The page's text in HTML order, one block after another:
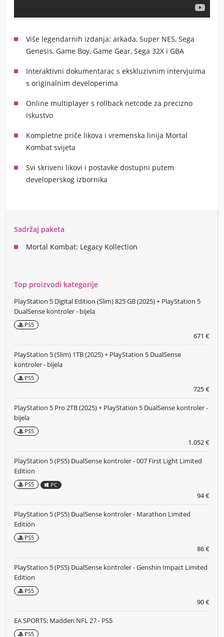
Više legendarnih izdanja: arkada, Super NES, Sega
Genesis, Game Boy, Game Gear, Sega 32X i GBA
Interaktivni dokumentarac s ekskluzivnim intervjuima
s originalnim developerima
Online multiplayer s rollback netcode za precizno
iskustvo
Kompletne priče likova i vremenska linija Mortal
Kombat svijeta
Svi skriveni likovi i postavke dostupni putem
developerskog izbornika
Sadržaj paketa
Mortal Kombat: Legacy Kollection
Top proizvodi kategorije
671 €
PlayStation 5 Digital Edition (Slim) 825 GB (2025) + PlayStation 5
DualSense kontroler - bijela
PS5
725 €
PlayStation 5 (Slim) 1TB (2025) + PlayStation 5 DualSense
kontroler - bijela
PS5
1.052 €
PlayStation 5 Pro 2TB (2025) + PlayStation 5 DualSense kontroler -
bijela
PS5
94 €
PlayStation 5 (PS5) DualSense kontroler - 007 First Light Limited
Edition
PS5 PC
86 €
PlayStation 5 (PS5) DualSense kontroler - Marathon Limited
Edition
PS5
90 €
PlayStation 5 (PS5) DualSense kontroler - Genshin Impact Limited
Edition
PS5
EA SPORTS: Madden NFL 27 - PS5
PS5